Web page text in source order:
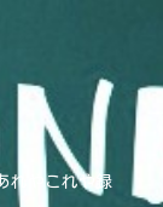
れやこれや録